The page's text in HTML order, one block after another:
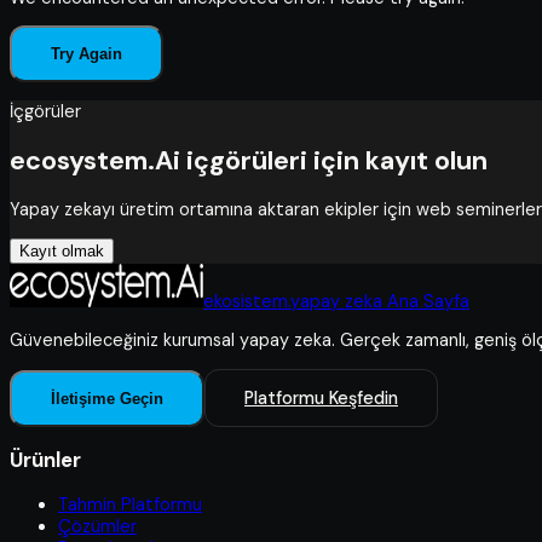
Try Again
İçgörüler
ecosystem.Ai içgörüleri için kayıt olun
Yapay zekayı üretim ortamına aktaran ekipler için web
Kayıt olmak
ekosistem.yapay zeka Ana Sayfa
Güvenebileceğiniz kurumsal yapay zeka. Gerçek zamanlı, geniş
İletişime Geçin Platformu Keşfedin
Ürünler
Tahmin Platformu
Çözümler